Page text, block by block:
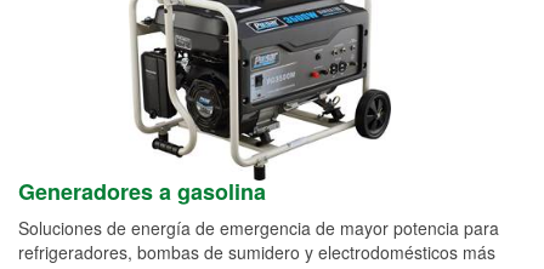
Generadores a gasolina
Soluciones de energía de emergencia de mayor potencia para
refrigeradores, bombas de sumidero y electrodomésticos más